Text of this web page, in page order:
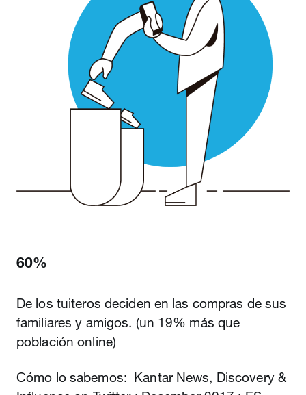
60%
De los tuiteros deciden en las compras de sus
familiares y amigos. (un 19% más que
población online)
Cómo lo sabemos: Kantar News, Discovery &